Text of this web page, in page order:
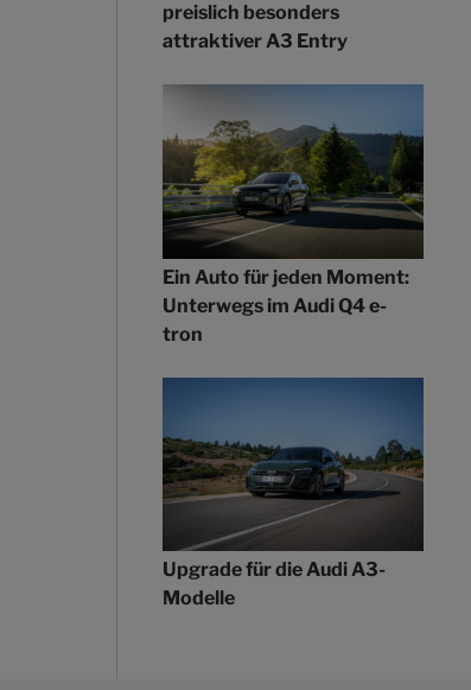
preislich besonders
attraktiver A3 Entry
Ein Auto für jeden Moment:
Unterwegs im Audi Q4 e-
tron
Upgrade für die Audi A3-
Modelle